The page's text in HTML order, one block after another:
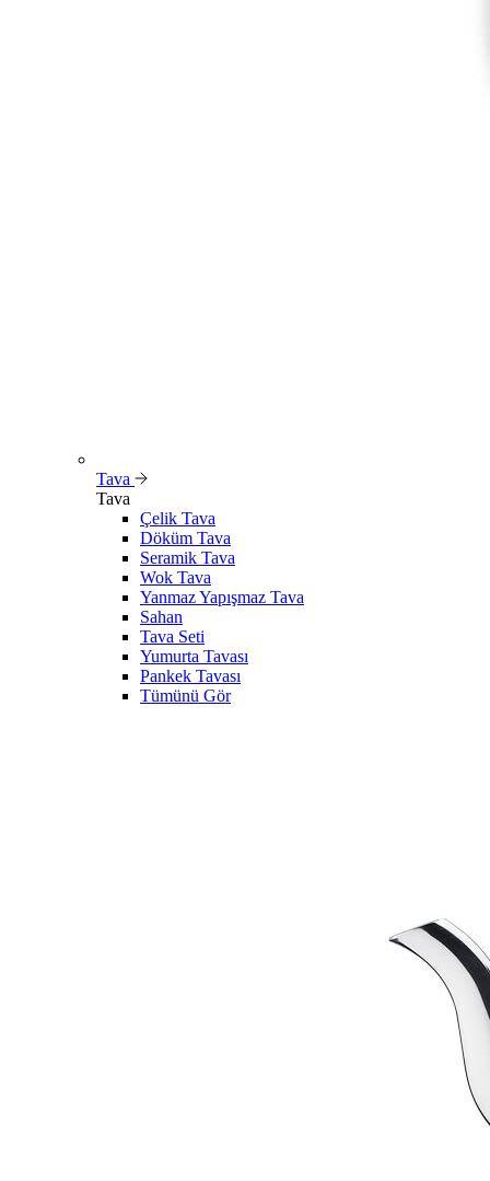
Tava
Tava
Çelik Tava
Döküm Tava
Seramik Tava
Wok Tava
Yanmaz Yapışmaz Tava
Sahan
Tava Seti
Yumurta Tavası
Pankek Tavası
Tümünü Gör